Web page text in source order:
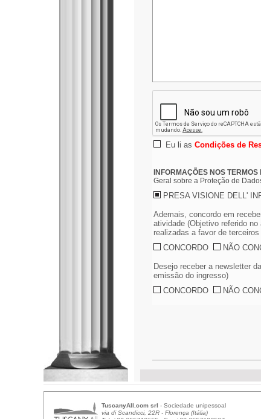
Eu li as Condições de
INFORMAÇÕES NOS
Geral sobre a Proteção de
PRESA VISIONE DELL'
Ademais, concordo em
atividade (Objetivo referido
realizadas a favor de
CONCORDO
NÃO
Desejo receber a newsletter
emissão do ingresso)
CONCORDO
NÃO
TuscanyAll.com srl - Sociedade unipessoal
via di Scandicci, 22R - Florença (Itália)